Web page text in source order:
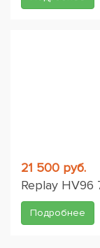
21 500 руб.
Replay HV96
Подробнее